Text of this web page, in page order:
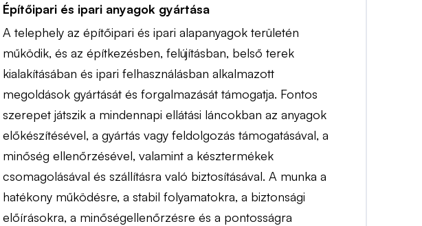
Építőipari és ipari anyagok gyártása
A telephely az építőipari és ipari alapanyagok területén
működik, és az építkezésben, felújításban, belső terek
kialakításában és ipari felhasználásban alkalmazott
megoldások gyártását és forgalmazását támogatja. Fontos
szerepet játszik a mindennapi ellátási láncokban az anyagok
előkészítésével, a gyártás vagy feldolgozás támogatásával, a
minőség ellenőrzésével, valamint a késztermékek
csomagolásával és szállításra való biztosításával. A munka a
hatékony működésre, a stabil folyamatokra, a biztonsági
előírásokra, a minőségellenőrzésre és a pontosságra